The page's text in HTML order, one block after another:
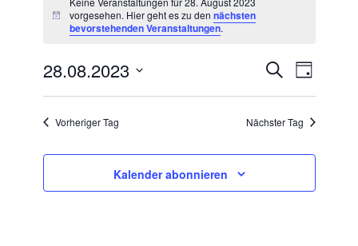
für
28.
August
2023
Hinweisvorgesehen. Hier geht es zu dennächsten
bevorstehenden Veranstaltungen.
SUCHE
UND
Suche
Tag
28.08.2023
Vorheriger Tag Nächster Tag
Kalender abonnieren